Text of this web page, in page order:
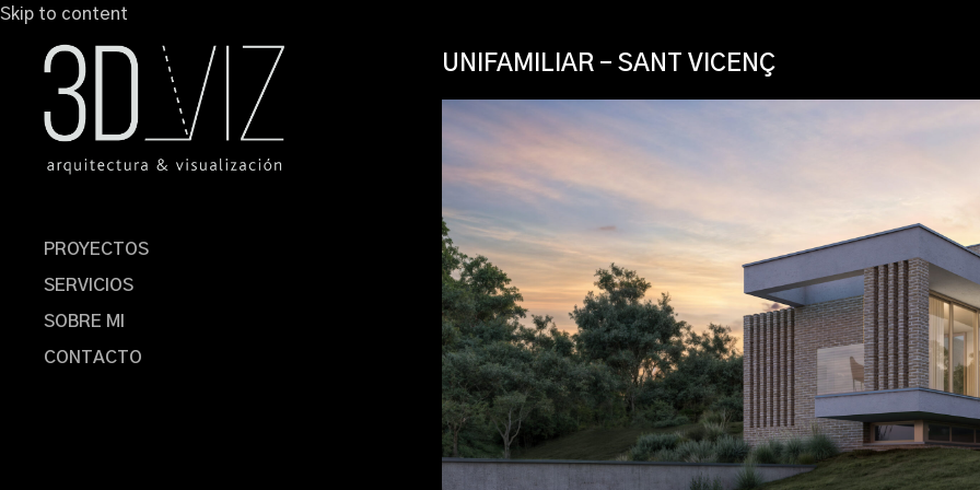
Skip to content
PROYECTOS
SERVICIOS
SOBRE MI
CONTACTO
UNIFAMILIAR – SANT VICENÇ